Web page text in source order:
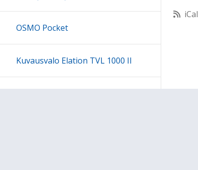
11:00
OSMO Pocket
Kuvausvalo Elation TVL 1000 II